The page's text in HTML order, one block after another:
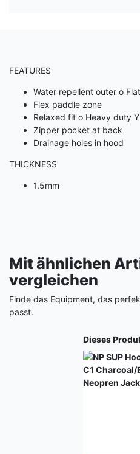
FEATURES
Water repellent outer o
Flex paddle zone
Relaxed fit o Heavy duty
Zipper pocket at back
Drainage holes in hood
THICKNESS
1.5mm
Mit ähnlichen
vergleichen
Finde das Equipment, das
passt.
Dieses